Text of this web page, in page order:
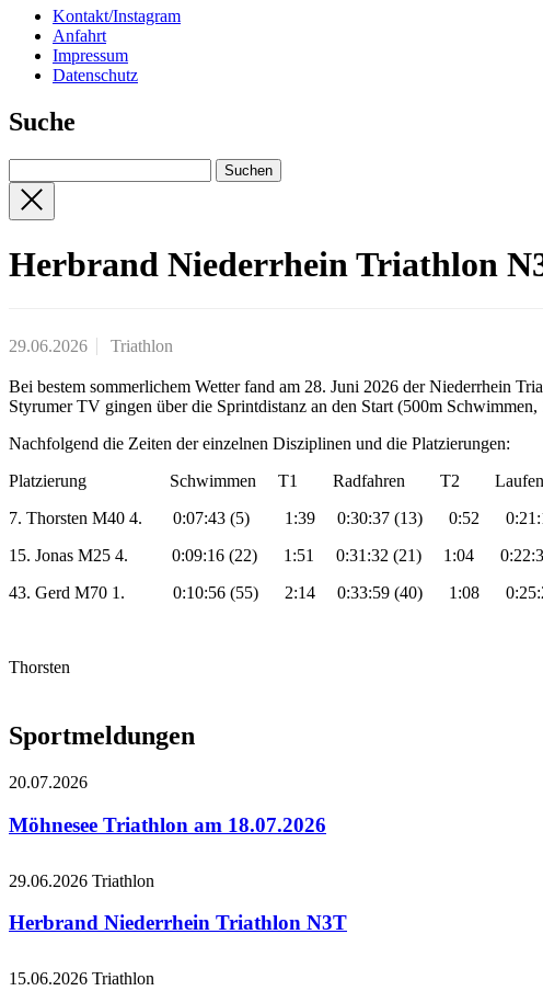
Kontakt/Instagram
Anfahrt
Impressum
Datenschutz
Suche
Herbrand Niederrhein Triathlon
29.06.2026 Triathlon
Bei bestem sommerlichem Wetter fand am 28. Juni 2026 der Niederrhein
Styrumer TV gingen über die Sprintdistanz an den Start (500m
Nachfolgend die Zeiten der einzelnen Disziplinen und die Platzierungen:
Platzierung Schwimmen T1 Radfahren T2
7. Thorsten M40 4. 0:07:43 (5) 1:39 0:30:37 (13) 0:52
15. Jonas M25 4. 0:09:16 (22) 1:51 0:31:32 (21) 1:04
43. Gerd M70 1. 0:10:56 (55) 2:14 0:33:59 (40) 1:08
Thorsten
Sportmeldungen
20.07.2026
Möhnesee Triathlon am 18.07.2026
29.06.2026 Triathlon
Herbrand Niederrhein Triathlon N3T
15.06.2026 Triathlon